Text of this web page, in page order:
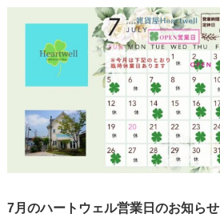
7月のハートウェル営業日のお知らせ